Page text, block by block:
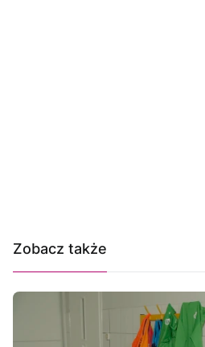
Zobacz także